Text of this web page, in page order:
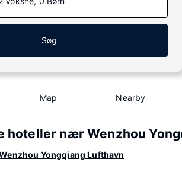
Søg
Map Nearby
hoteller nær Wenzhou
Yongqiang Lufthavn